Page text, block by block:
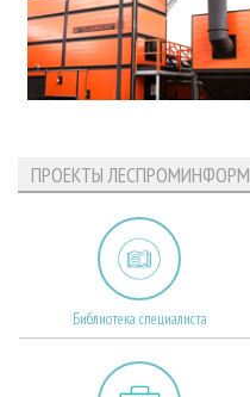
ПРОЕКТЫ ЛЕСПРОМИНФОРМ
Библиотека специалиста